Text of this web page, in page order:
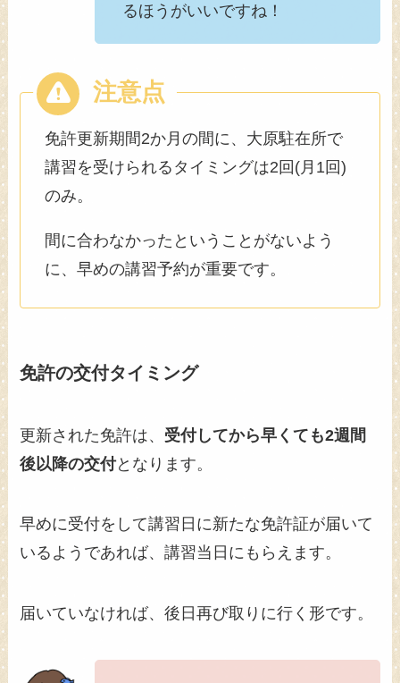
るほうがいいですね！
免許更新期間2か月の間に、大原駐在所で
講習を受けられるタイミングは2回(月1回)
のみ。
間に合わなかったということがないよう
に、早めの講習予約が重要です。
免許の交付タイミング
更新された免許は、 受付してから早くても2週間
後以降の交付となります。
早めに受付をして講習日に新たな免許証が届いて
いるようであれば、講習当日にもらえます。
届いていなければ、後日再び取りに行く形です。